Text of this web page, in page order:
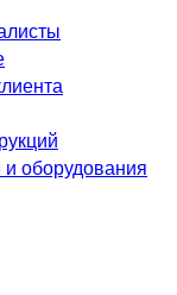
оборудования